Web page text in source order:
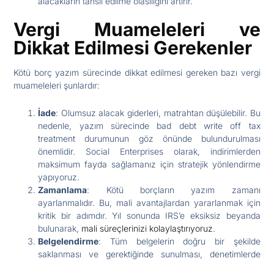
Vergi Muameleleri ve
Dikkat Edilmesi Gerekenler
Kötü borç yazım sürecinde dikkat edilmesi gereken bazı vergi
muameleleri şunlardır:
İade: Olumsuz alacak giderleri, matrahtan düşülebilir. Bu
nedenle, yazım sürecinde bad debt write off tax
treatment durumunun göz önünde bulundurulması
önemlidir. Social Enterprises olarak, indirimlerden
maksimum fayda sağlamanız için stratejik yönlendirme
yapıyoruz.
Zamanlama: Kötü borçların yazım zamanı
ayarlanmalıdır. Bu, mali avantajlardan yararlanmak için
kritik bir adımdır. Yıl sonunda IRS’e eksiksiz beyanda
bulunarak, mali süreçlerinizi kolaylaştırıyoruz.
Belgelendirme: Tüm belgelerin doğru bir şekilde
saklanması ve gerektiğinde sunulması, denetimlerde